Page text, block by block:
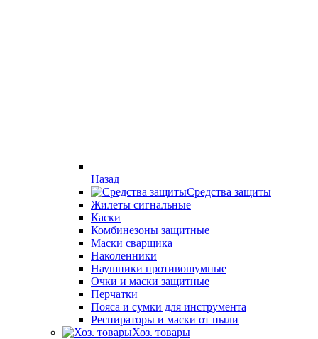
Назад
Средства защиты
Жилеты сигнальные
Каски
Комбинезоны защитные
Маски сварщика
Наколенники
Наушники противошумные
Очки и маски защитные
Перчатки
Пояса и сумки для инструмента
Респираторы и маски от пыли
Хоз. товары